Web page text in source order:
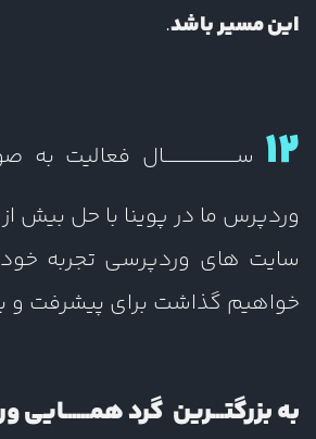
این مسیر باشد.
12ســــــــــــــــــــــال
سایت های وردپرسی تجربه خود
خواهیم گذاشت برای پیشرفت و
به بزرگتـــرین گرد